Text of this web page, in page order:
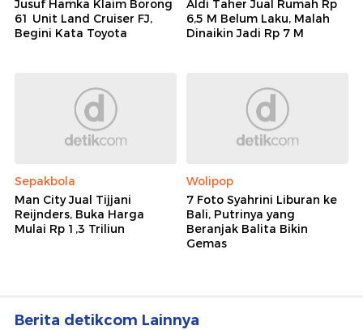
Jusuf Hamka Klaim Borong
61 Unit Land Cruiser FJ,
Begini Kata Toyota
Aldi Taher Jual Rumah Rp
6,5 M Belum Laku, Malah
Dinaikin Jadi Rp 7 M
Sepakbola
Man City Jual Tijjani
Reijnders, Buka Harga
Mulai Rp 1,3 Triliun
Wolipop
7 Foto Syahrini Liburan ke
Bali, Putrinya yang
Beranjak Balita Bikin
Gemas
Berita detikcom Lainnya